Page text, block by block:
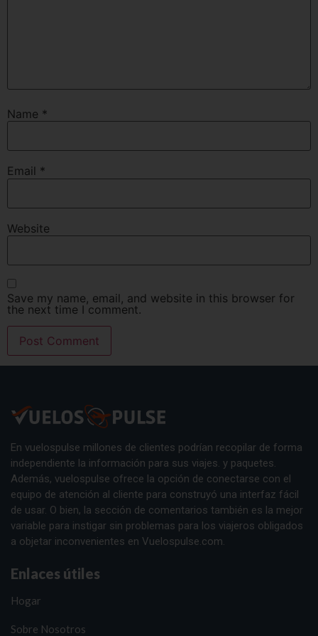
Name *
Email *
Website
Save my name, email, and website in this browser for
the next time I comment.
En vuelospulse millones de clientes podrían recopilar de forma
independiente la información para sus viajes. y paquetes.
Además, vuelospulse ofrece la opción de conectarse con el
equipo de atención al cliente para construyó una interfaz fácil
de usar. O bien, la sección de comentarios también es la mejor
variable para instigar sin problemas para los viajeros obligados
a objetar inconvenientes en Vuelospulse.com.
Enlaces útiles
Hogar
Sobre Nosotros